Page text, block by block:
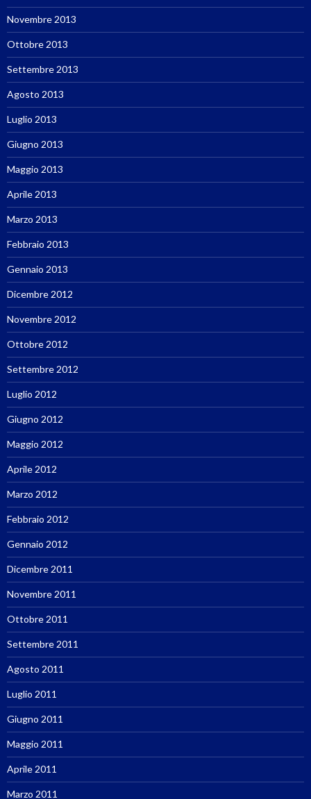
Novembre 2013
Ottobre 2013
Settembre 2013
Agosto 2013
Luglio 2013
Giugno 2013
Maggio 2013
Aprile 2013
Marzo 2013
Febbraio 2013
Gennaio 2013
Dicembre 2012
Novembre 2012
Ottobre 2012
Settembre 2012
Luglio 2012
Giugno 2012
Maggio 2012
Aprile 2012
Marzo 2012
Febbraio 2012
Gennaio 2012
Dicembre 2011
Novembre 2011
Ottobre 2011
Settembre 2011
Agosto 2011
Luglio 2011
Giugno 2011
Maggio 2011
Aprile 2011
Marzo 2011